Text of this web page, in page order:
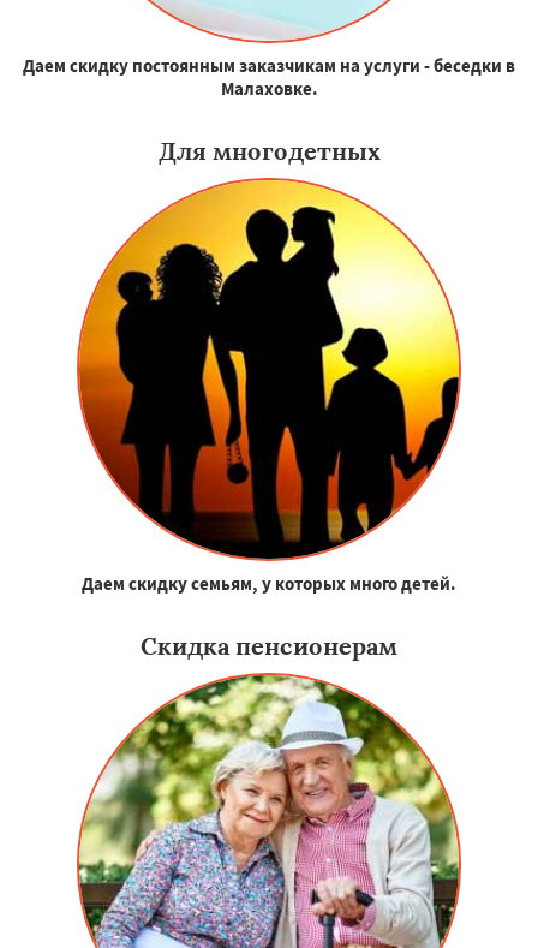
Даем скидку постоянным заказчикам на услуги - беседки в
Малаховке.
Для многодетных
Даем скидку семьям, у которых много детей.
Скидка пенсионерам